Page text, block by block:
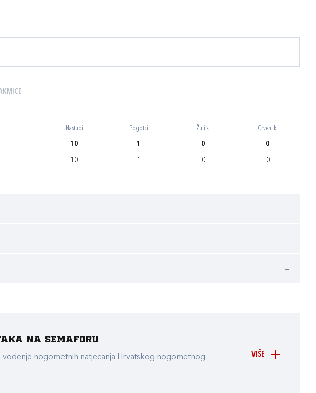
Nastupi Pogotci Žuti k. Crveni k.
10 1 0 0
10 1 0 0
VIŠE
na Semaforu
nogometnih natjecanja Hrvatskog nogometnog